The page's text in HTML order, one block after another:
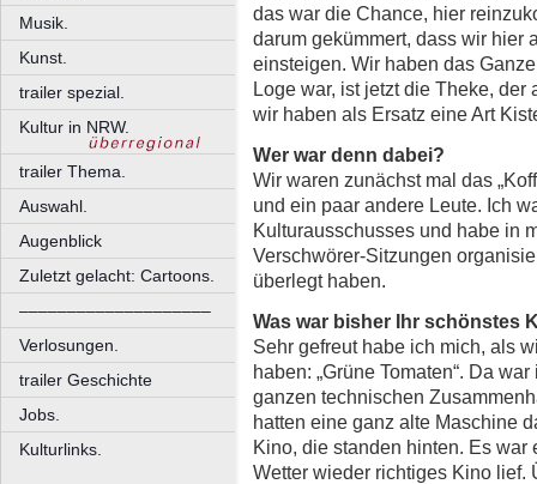
Musik.
Kunst.
trailer spezial.
Kultur in NRW.
trailer Thema.
Auswahl.
Augenblick
Zuletzt gelacht: Cartoons.
––––––––––––––––––––
Verlosungen.
trailer Geschichte
Jobs.
Kulturlinks.
das war die Chance, hier
darum gekümmert, dass wir hier
einsteigen. Wir haben das
Loge war, ist jetzt die Theke,
wir haben als Ersatz eine Art
Wer war denn dabei?
Wir waren zunächst mal das
und ein paar andere Leute. Ich
Kulturausschusses und habe in
Verschwörer-Sitzungen
überlegt haben.
Was war bisher Ihr schönstes
Sehr gefreut habe ich mich, als
haben: „Grüne Tomaten“. Da
ganzen technischen
hatten eine ganz alte Maschine
Kino, die standen hinten. Es
Wetter wieder richtiges Kino lief.